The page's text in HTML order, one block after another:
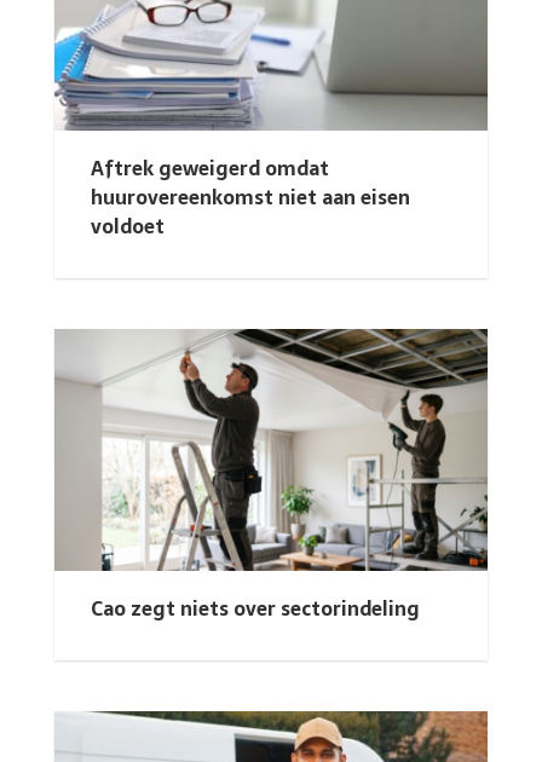
Aftrek geweigerd omdat
huurovereenkomst niet aan eisen
voldoet
Cao zegt niets over sectorindeling